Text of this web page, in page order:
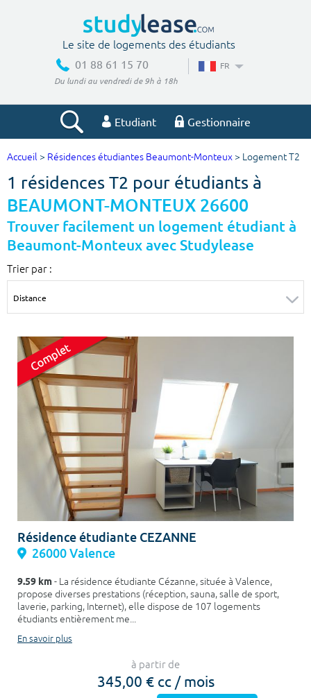
Le site de logements des étudiants
01 88 61 15 70
Du lundi au vendredi de 9h à 18h
FR
Etudiant Gestionnaire
Votre recherche
Ville, école
m²
Type de location
Colocation
Votre date d'entrée
Chercher
Accueil > Résidences étudiantes Beaumont-Monteux > Logement T2
1 résidences T2 pour étudiants à
BEAUMONT-MONTEUX 26600
Trouver facilement un logement étudiant à
Beaumont-Monteux avec Studylease
Trier par :
Résidence étudiante CEZANNE
26000 Valence
9.59 km- La résidence étudiante Cézanne, située à Valence,
propose diverses prestations (réception, sauna, salle de sport,
laverie, parking, Internet), elle dispose de 107 logements
étudiants entièrement me...
En savoir plus
à partir de
345,00 € cc / mois